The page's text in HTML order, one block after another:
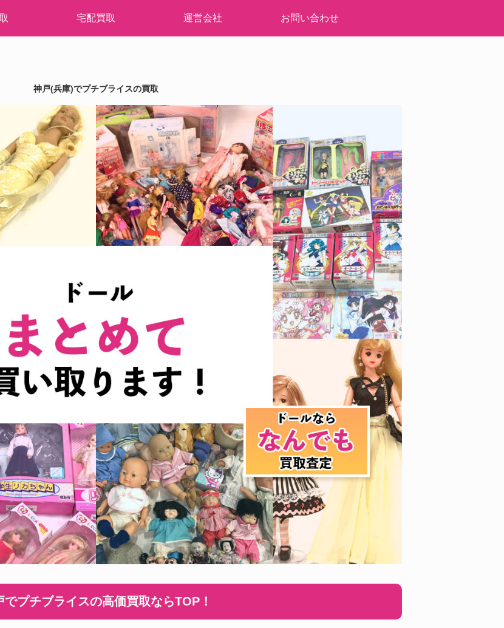
宅配買取 運営会社 お問い合わせ
神戸(兵庫)でプチブライスの買取
でプチブライスの高価買取ならTOP！